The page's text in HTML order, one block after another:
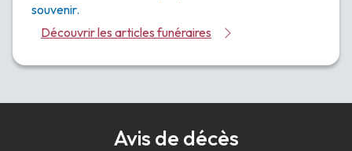
souvenir.
Découvrir les articles funéraires
Avis de décès